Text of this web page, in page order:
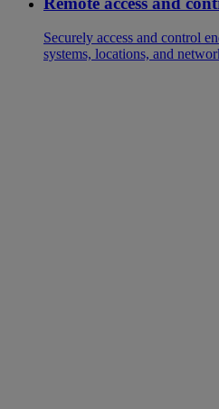
Securely access and control
systems, locations, and